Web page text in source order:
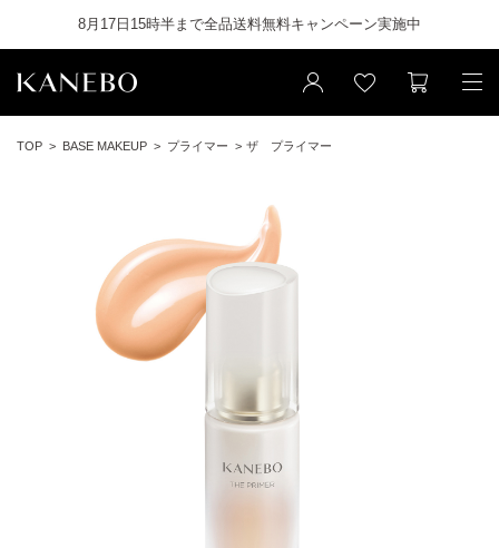
8月17日15時半まで全品送料無料キャンペーン実施中
TOP BASE MAKEUP プライマー ザ プライマー